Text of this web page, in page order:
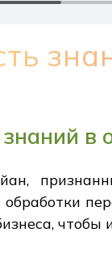
в
обработки